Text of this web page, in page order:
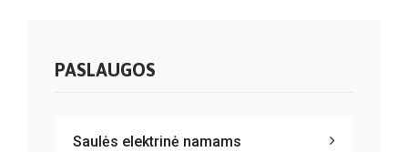
PASLAUGOS
Saulės elektrinė namams